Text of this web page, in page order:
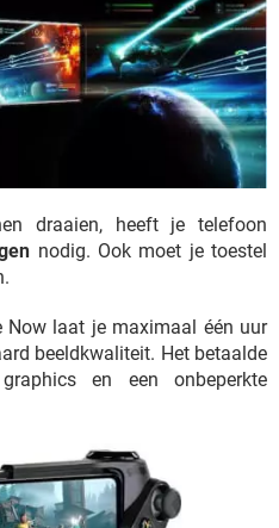
draaien, heeft je telefoon
nodig. Ook moet je toestel
Now laat je maximaal één uur
beeldkwaliteit. Het betaalde
en een onbeperkte